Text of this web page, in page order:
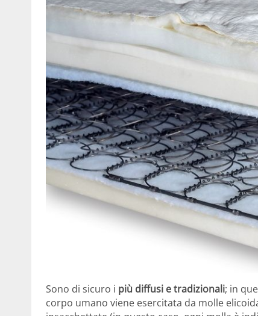
Sono di sicuro i più diffusi e tradizionali; in
corpo umano viene esercitata da molle